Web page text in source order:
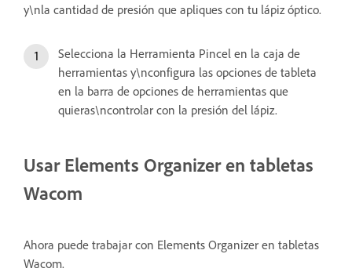
y\nla cantidad de presión que apliques con tu lápiz óptico.
Selecciona la Herramienta Pincel en la caja de
herramientas y\nconfigura las opciones de tableta
en la barra de opciones de herramientas que
quieras\ncontrolar con la presión del lápiz.
Usar Elements Organizer en tabletas
Wacom
Ahora puede trabajar con Elements Organizer en tabletas
Wacom.